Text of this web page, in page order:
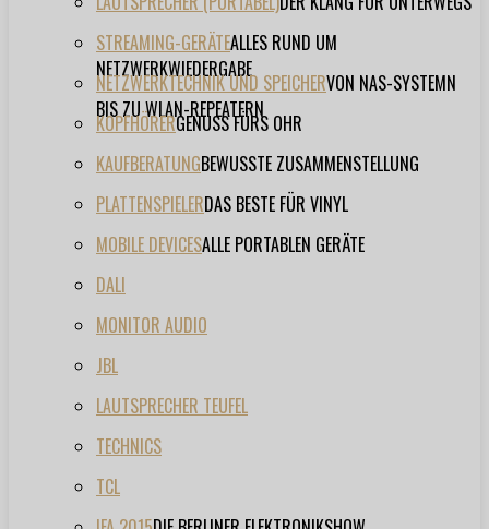
STREAMING-GERÄTEALLES RUND UM
NETZWERKWIEDERGABE
NETZWERKTECHNIK UND SPEICHERVON NAS-SYSTEMN
BIS ZU WLAN-REPEATERN
KOPFHÖRERGENUSS FÜRS OHR
KAUFBERATUNGBEWUSSTE ZUSAMMENSTELLUNG
PLATTENSPIELERDAS BESTE FÜR VINYL
MOBILE DEVICESALLE PORTABLEN GERÄTE
DALI
MONITOR AUDIO
JBL
LAUTSPRECHER TEUFEL
TECHNICS
TCL